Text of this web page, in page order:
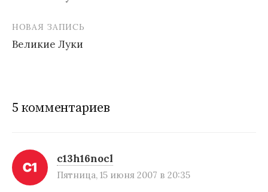
а
г
и
я
НОВАЯ ЗАПИСЬ
Великие Луки
5 комментариев
c13h16nocl
Пятница, 15 июня 2007 в 20:35